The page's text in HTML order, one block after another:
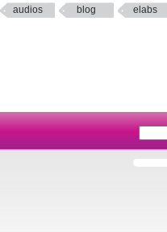
audios blog elabs